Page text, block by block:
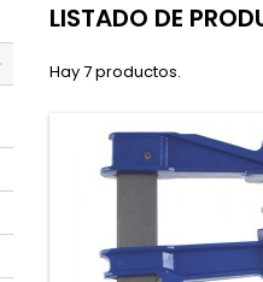
LISTADO DE
Hay 7 productos.